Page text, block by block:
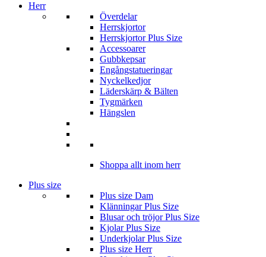
Herr
Överdelar
Herrskjortor
Herrskjortor Plus Size
Accessoarer
Gubbkepsar
Engångstatueringar
Nyckelkedjor
Läderskärp & Bälten
Tygmärken
Hängslen
Shoppa allt inom herr
Plus size
Plus size Dam
Klänningar Plus Size
Blusar och tröjor Plus Size
Kjolar Plus Size
Underkjolar Plus Size
Plus size Herr